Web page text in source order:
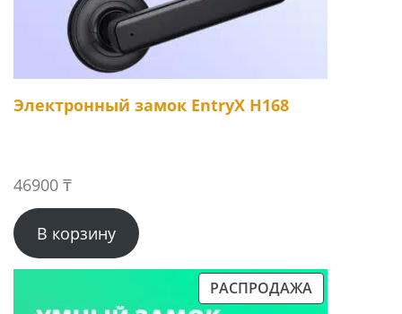
Электронный замок EntryX H168
46900 ₸
В корзину
РАСПРОДАЖА
ПРОДАВАЕМЫЙ